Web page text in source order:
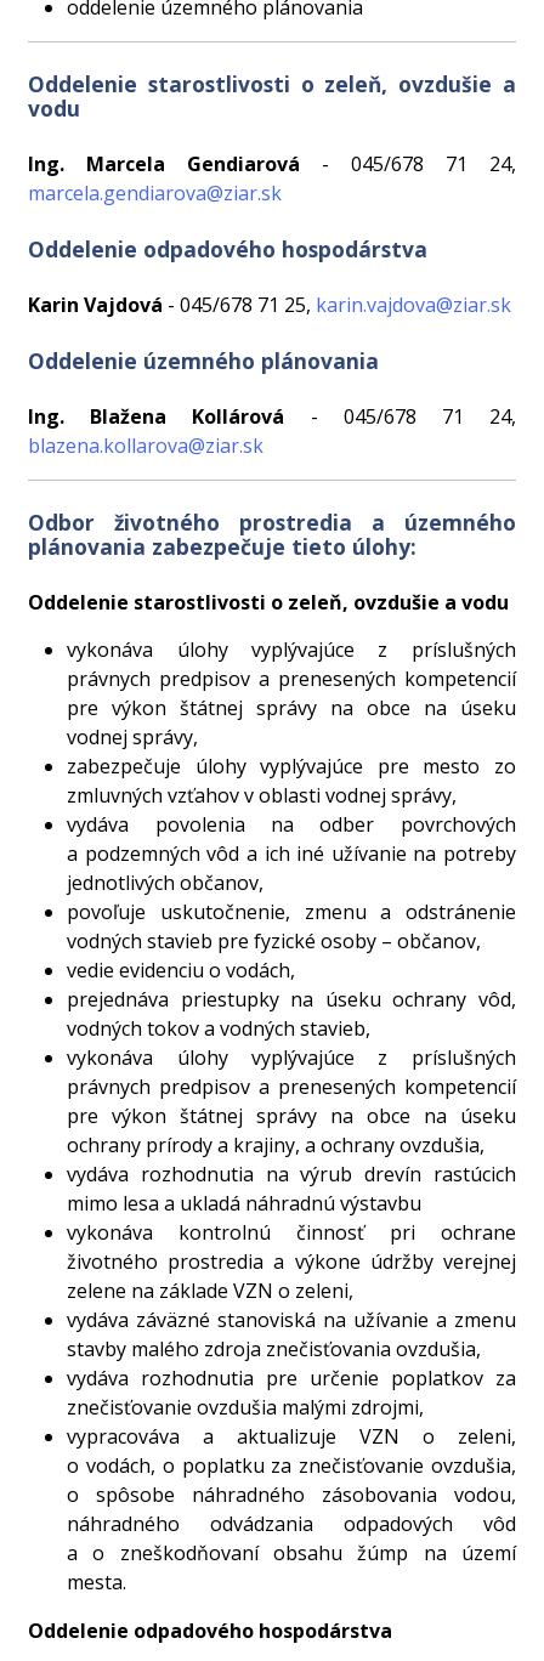
oddelenie územného plánovania
Oddelenie starostlivosti o zeleň, ovzdušie a
vodu
Ing. Marcela Gendiarová - 045/678 71 24,
marcela.gendiarova@ziar.sk
Oddelenie odpadového hospodárstva
Karin Vajdová - 045/678 71 25, karin.vajdova@ziar.sk
Oddelenie územného plánovania
Ing. Blažena Kollárová - 045/678 71 24,
blazena.kollarova@ziar.sk
Odbor životného prostredia a územného
plánovania zabezpečuje tieto úlohy:
Oddelenie starostlivosti o zeleň, ovzdušie a vodu
vykonáva úlohy vyplývajúce z príslušných
právnych predpisov a prenesených kompetencií
pre výkon štátnej správy na obce na úseku
vodnej správy,
zabezpečuje úlohy vyplývajúce pre mesto zo
zmluvných vzťahov v oblasti vodnej správy,
vydáva povolenia na odber povrchových
a podzemných vôd a ich iné užívanie na potreby
jednotlivých občanov,
povoľuje uskutočnenie, zmenu a odstránenie
vodných stavieb pre fyzické osoby – občanov,
vedie evidenciu o vodách,
prejednáva priestupky na úseku ochrany vôd,
vodných tokov a vodných stavieb,
vykonáva úlohy vyplývajúce z príslušných
právnych predpisov a prenesených kompetencií
pre výkon štátnej správy na obce na úseku
ochrany prírody a krajiny, a ochrany ovzdušia,
vydáva rozhodnutia na výrub drevín rastúcich
mimo lesa a ukladá náhradnú výstavbu
vykonáva kontrolnú činnosť pri ochrane
životného prostredia a výkone údržby verejnej
zelene na základe VZN o zeleni,
vydáva záväzné stanoviská na užívanie a zmenu
stavby malého zdroja znečisťovania ovzdušia,
vydáva rozhodnutia pre určenie poplatkov za
znečisťovanie ovzdušia malými zdrojmi,
vypracováva a aktualizuje VZN o zeleni,
o vodách, o poplatku za znečisťovanie ovzdušia,
o spôsobe náhradného zásobovania vodou,
náhradného odvádzania odpadových vôd
a o zneškodňovaní obsahu žúmp na území
mesta.
Oddelenie odpadového hospodárstva